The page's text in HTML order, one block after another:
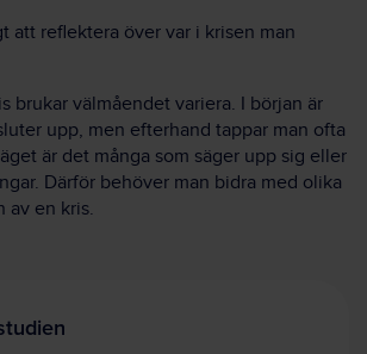
att reflektera över var i krisen man
brukar välmåendet variera. I början är
upp, men efterhand tappar man ofta
är det många som säger upp sig eller
Därför behöver man bidra med olika
av en kris.